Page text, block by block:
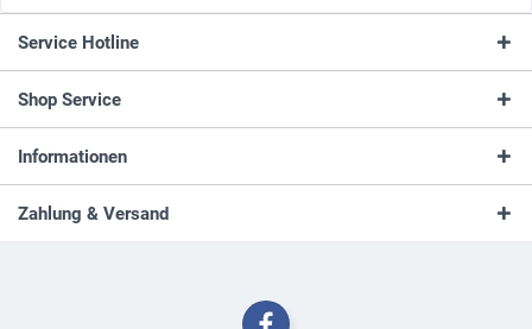
Service Hotline
Shop Service
Informationen
Zahlung & Versand